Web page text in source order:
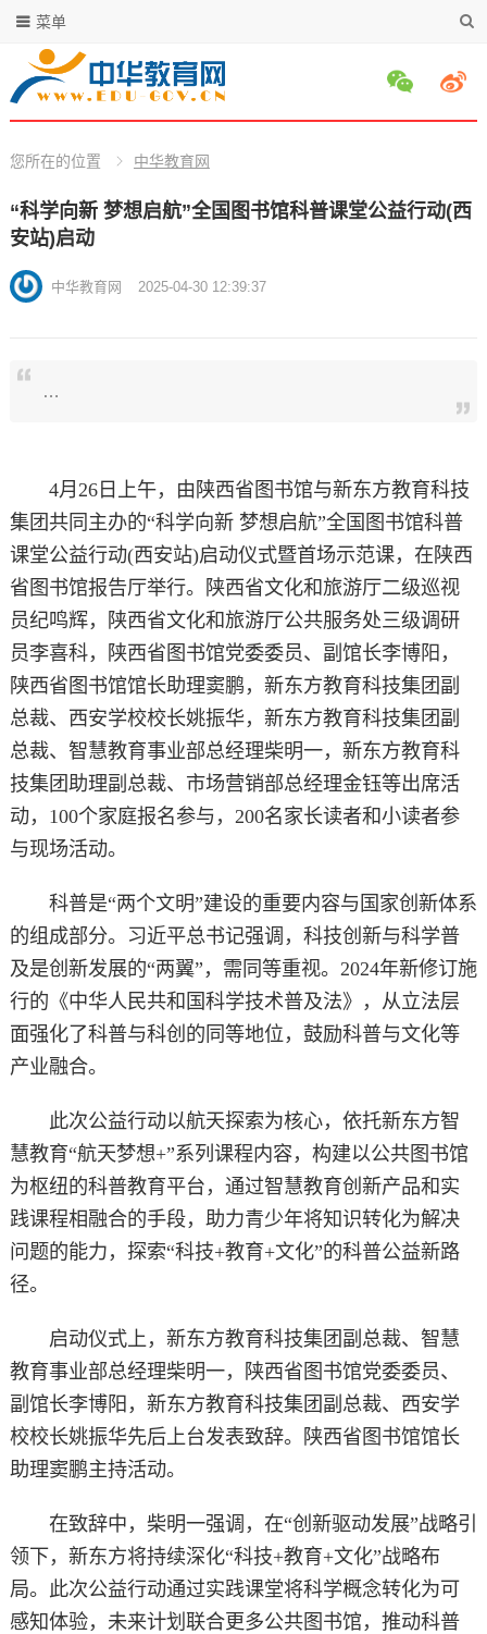
菜单
您所在的位置 中华教育网
“科学向新 梦想启航”全国图书馆科普课堂公益行动(西
安站)启动
中华教育网 2025-04-30 12:39:37
…
4月26日上午，由陕西省图书馆与新东方教育科技
集团共同主办的“科学向新 梦想启航”全国图书馆科普
课堂公益行动(西安站)启动仪式暨首场示范课，在陕西
省图书馆报告厅举行。陕西省文化和旅游厅二级巡视
员纪鸣辉，陕西省文化和旅游厅公共服务处三级调研
员李喜科，陕西省图书馆党委委员、副馆长李博阳，
陕西省图书馆馆长助理窦鹏，新东方教育科技集团副
总裁、西安学校校长姚振华，新东方教育科技集团副
总裁、智慧教育事业部总经理柴明一，新东方教育科
技集团助理副总裁、市场营销部总经理金钰等出席活
动，100个家庭报名参与，200名家长读者和小读者参
与现场活动。
科普是“两个文明”建设的重要内容与国家创新体系
的组成部分。习近平总书记强调，科技创新与科学普
及是创新发展的“两翼”，需同等重视。2024年新修订施
行的《中华人民共和国科学技术普及法》，从立法层
面强化了科普与科创的同等地位，鼓励科普与文化等
产业融合。
此次公益行动以航天探索为核心，依托新东方智
慧教育“航天梦想+”系列课程内容，构建以公共图书馆
为枢纽的科普教育平台，通过智慧教育创新产品和实
践课程相融合的手段，助力青少年将知识转化为解决
问题的能力，探索“科技+教育+文化”的科普公益新路
径。
启动仪式上，新东方教育科技集团副总裁、智慧
教育事业部总经理柴明一，陕西省图书馆党委委员、
副馆长李博阳，新东方教育科技集团副总裁、西安学
校校长姚振华先后上台发表致辞。陕西省图书馆馆长
助理窦鹏主持活动。
在致辞中，柴明一强调，在“创新驱动发展”战略引
领下，新东方将持续深化“科技+教育+文化”战略布
局。此次公益行动通过实践课堂将科学概念转化为可
感知体验，未来计划联合更多公共图书馆，推动科普